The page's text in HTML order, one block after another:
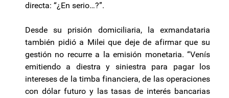
directa: “¿En serio…?”.
Desde su prisión domiciliaria, la exmandataria
también pidió a Milei que deje de afirmar que su
gestión no recurre a la emisión monetaria. “Venís
emitiendo a diestra y siniestra para pagar los
intereses de la timba financiera, de las operaciones
con dólar futuro y las tasas de interés bancarias